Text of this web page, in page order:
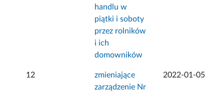
handlu w
piątki i soboty
przez rolników
i ich
domowników
12
zmieniające
zarządzenie Nr
2022-01-05